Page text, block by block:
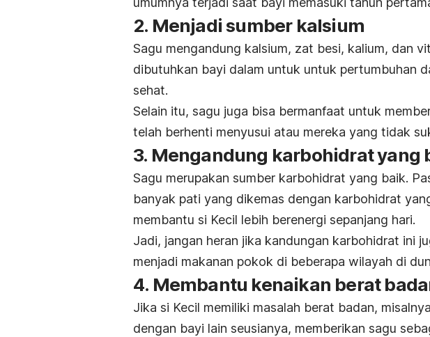
2. Menjadi sumber kalsium
Sagu mengandung kalsium, zat besi, kalium, dan
dibutuhkan bayi dalam untuk untuk pertumbuhan
sehat.
Selain itu, sagu juga bisa bermanfaat untuk
telah berhenti menyusui atau mereka yang tidak
3. Mengandung karbohidrat yang
Sagu merupakan sumber karbohidrat yang baik.
banyak pati yang dikemas dengan karbohidrat
membantu si Kecil lebih berenergi sepanjang hari.
Jadi, jangan heran jika kandungan karbohidrat ini
menjadi makanan pokok di beberapa wilayah di
4. Membantu kenaikan berat
Jika si Kecil memiliki masalah berat badan,
dengan bayi lain seusianya, memberikan sagu